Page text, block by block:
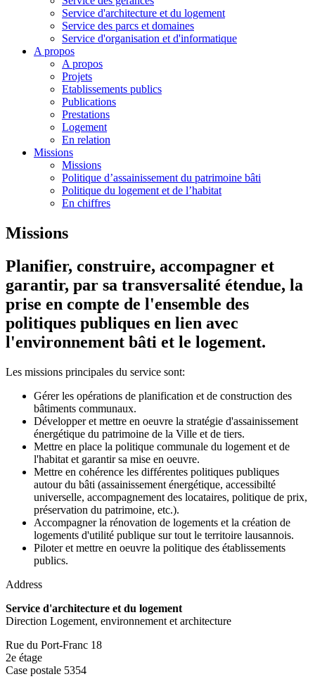
Service d'architecture et du logement
Service des parcs et domaines
Service d'organisation et d'informatique
A propos
A propos
Projets
Etablissements publics
Publications
Prestations
Logement
En relation
Missions
Missions
Politique d’assainissement du patrimoine bâti
Politique du logement et de l’habitat
En chiffres
Missions
Planifier, construire, accompagner et
garantir, par sa transversalité étendue, la
prise en compte de l'ensemble des
politiques publiques en lien avec
l'environnement bâti et le logement.
Les missions principales du service sont:
Gérer les opérations de planification et de construction des
bâtiments communaux.
Développer et mettre en oeuvre la stratégie d'assainissement
énergétique du patrimoine de la Ville et de tiers.
Mettre en place la politique communale du logement et de
l'habitat et garantir sa mise en oeuvre.
Mettre en cohérence les différentes politiques publiques
autour du bâti (assainissement énergétique, accessibilté
universelle, accompagnement des locataires, politique de prix,
préservation du patrimoine, etc.).
Accompagner la rénovation de logements et la création de
logements d'utilité publique sur tout le territoire lausannois.
Piloter et mettre en oeuvre la politique des établissements
publics.
Address
Service d'architecture et du logement
Direction Logement, environnement et architecture
Rue du Port-Franc 18
2e étage
Case postale 5354